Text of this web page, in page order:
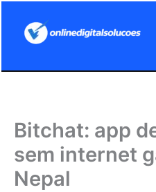
Bitchat: app
sem internet
Nepal